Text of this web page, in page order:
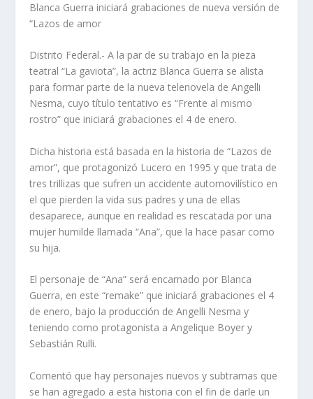
Blanca Guerra iniciará grabaciones de nueva versión de
“Lazos de amor
Distrito Federal.- A la par de su trabajo en la pieza
teatral “La gaviota”, la actriz Blanca Guerra se alista
para formar parte de la nueva telenovela de Angelli
Nesma, cuyo título tentativo es “Frente al mismo
rostro” que iniciará grabaciones el 4 de enero.
Dicha historia está basada en la historia de “Lazos de
amor”, que protagonizó Lucero en 1995 y que trata de
tres trillizas que sufren un accidente automovilístico en
el que pierden la vida sus padres y una de ellas
desaparece, aunque en realidad es rescatada por una
mujer humilde llamada “Ana”, que la hace pasar como
su hija.
El personaje de “Ana” será encarnado por Blanca
Guerra, en este “remake” que iniciará grabaciones el 4
de enero, bajo la producción de Angelli Nesma y
teniendo como protagonista a Angelique Boyer y
Sebastián Rulli.
Comentó que hay personajes nuevos y subtramas que
se han agregado a esta historia con el fin de darle un